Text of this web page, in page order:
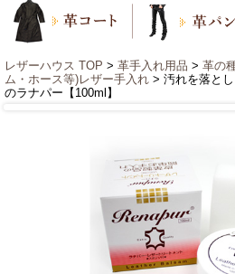
レザーハウス TOP > 革手入れ用品 > 革の
ム・ホース等)レザー手入れ > 汚れを落と
のラナパー【100ml】